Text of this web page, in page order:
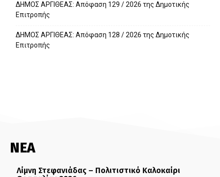
ΔΗΜΟΣ ΑΡΓΙΘΕΑΣ: Απόφαση 129 / 2026 της Δημοτικής
Επιτροπής
ΔΗΜΟΣ ΑΡΓΙΘΕΑΣ: Απόφαση 128 / 2026 της Δημοτικής
Επιτροπής
ΝΕΑ
Λίμνη Στεφανιάδας – Πολιτιστικό Καλοκαίρι